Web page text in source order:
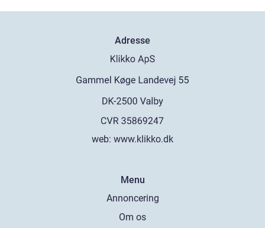
Adresse
web: www.klikko.dk
Menu
Annoncering
Om os